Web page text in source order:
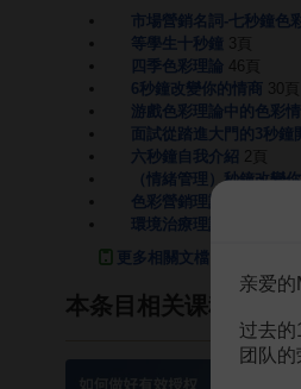
市場營銷名詞-七秒鐘色
等學生十秒鐘
3頁
四季色彩理論
6秒鐘改變你的情商 30頁
游戲色彩理論中的色彩
面試從踏進大門的3秒鐘
六秒鐘自我介紹
2頁
（情緒管理）秒鐘改變
色彩營銷理論運用基礎
環境治療理論下的居室
更多相關文檔
本条目相关课程
亲爱
过去的
团队